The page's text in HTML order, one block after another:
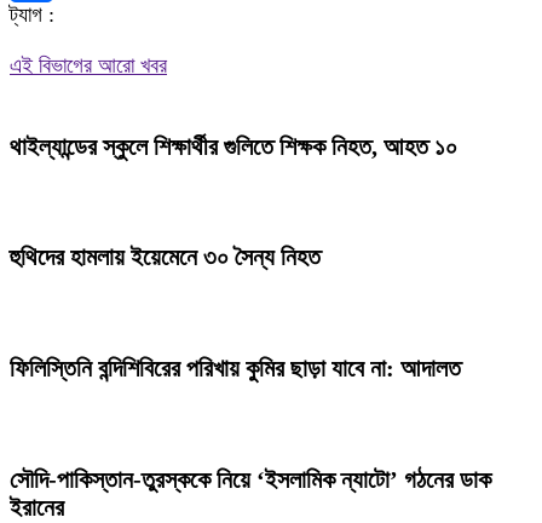
Share
ট্যাগ :
এই বিভাগের আরো খবর
থাইল্যান্ডের স্কুলে শিক্ষার্থীর গুলিতে শিক্ষক নিহত, আহত ১০
হুথিদের হামলায় ইয়েমেনে ৩০ সৈন্য নিহত
ফিলিস্তিনি বন্দিশিবিরের পরিখায় কুমির ছাড়া যাবে না: আদালত
সৌদি-পাকিস্তান-তুরস্ককে নিয়ে ‘ইসলামিক ন্যাটো’ গঠনের ডাক
ইরানের